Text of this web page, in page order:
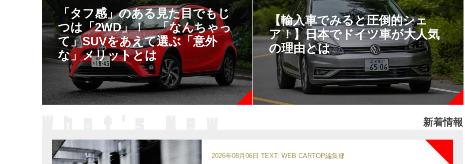
「タフ感」のある見た目でもじ
つは「2WD」！ 「なんちゃっ
て」SUVをあえて選ぶ「意外
な」メリットとは
【輸入車でみると圧倒的シェ
ア！】日本でドイツ車が大人気
の理由とは
新着情報
NEW
2026年08月06日 TEXT: WEB CARTOP編集部